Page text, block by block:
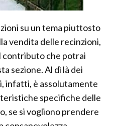
su un tema piuttosto
vendita delle recinzioni,
contributo che potrai
sezione. Al dì là dei
infatti, è assolutamente
specifiche delle
se si vogliono prendere